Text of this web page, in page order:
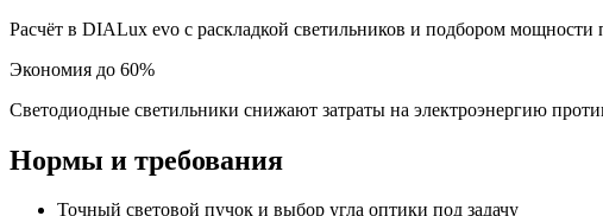
Расчёт в DIALux evo с раскладкой светильников и подбором
Экономия до 60%
Светодиодные светильники снижают затраты на электроэнергию
Нормы и требования
Точный световой пучок и выбор угла оптики под задачу